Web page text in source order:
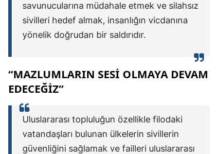
savunucularına müdahale etmek ve silahsız
sivilleri hedef almak, insanlığın vicdanına
yönelik doğrudan bir saldırıdır.
“MAZLUMLARIN SESI OLMAYA DEVAM
EDECEĞIZ”
Uluslararası topluluğun özellikle filodaki
vatandaşları bulunan ülkelerin sivillerin
güvenliğini sağlamak ve failleri uluslararası